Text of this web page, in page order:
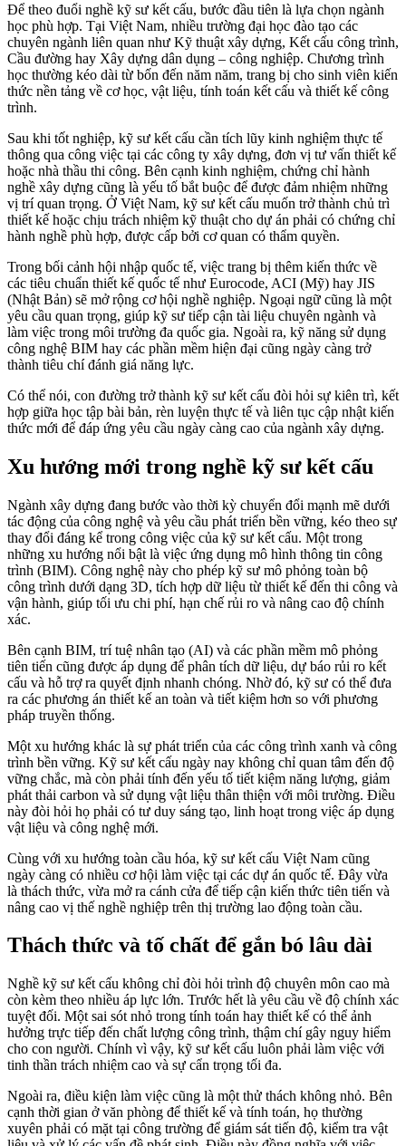
Để theo đuổi nghề kỹ sư kết cấu, bước đầu tiên là lựa chọn ngành
học phù hợp. Tại Việt Nam, nhiều trường đại học đào tạo các
chuyên ngành liên quan như Kỹ thuật xây dựng, Kết cấu công trình,
Cầu đường hay Xây dựng dân dụng – công nghiệp. Chương trình
học thường kéo dài từ bốn đến năm năm, trang bị cho sinh viên kiến
thức nền tảng về cơ học, vật liệu, tính toán kết cấu và thiết kế công
trình.
Sau khi tốt nghiệp, kỹ sư kết cấu cần tích lũy kinh nghiệm thực tế
thông qua công việc tại các công ty xây dựng, đơn vị tư vấn thiết kế
hoặc nhà thầu thi công. Bên cạnh kinh nghiệm, chứng chỉ hành
nghề xây dựng cũng là yếu tố bắt buộc để được đảm nhiệm những
vị trí quan trọng. Ở Việt Nam, kỹ sư kết cấu muốn trở thành chủ trì
thiết kế hoặc chịu trách nhiệm kỹ thuật cho dự án phải có chứng chỉ
hành nghề phù hợp, được cấp bởi cơ quan có thẩm quyền.
Trong bối cảnh hội nhập quốc tế, việc trang bị thêm kiến thức về
các tiêu chuẩn thiết kế quốc tế như Eurocode, ACI (Mỹ) hay JIS
(Nhật Bản) sẽ mở rộng cơ hội nghề nghiệp. Ngoại ngữ cũng là một
yêu cầu quan trọng, giúp kỹ sư tiếp cận tài liệu chuyên ngành và
làm việc trong môi trường đa quốc gia. Ngoài ra, kỹ năng sử dụng
công nghệ BIM hay các phần mềm hiện đại cũng ngày càng trở
thành tiêu chí đánh giá năng lực.
Có thể nói, con đường trở thành kỹ sư kết cấu đòi hỏi sự kiên trì, kết
hợp giữa học tập bài bản, rèn luyện thực tế và liên tục cập nhật kiến
thức mới để đáp ứng yêu cầu ngày càng cao của ngành xây dựng.
Xu hướng mới trong nghề kỹ sư kết cấu
Ngành xây dựng đang bước vào thời kỳ chuyển đổi mạnh mẽ dưới
tác động của công nghệ và yêu cầu phát triển bền vững, kéo theo sự
thay đổi đáng kể trong công việc của kỹ sư kết cấu. Một trong
những xu hướng nổi bật là việc ứng dụng mô hình thông tin công
trình (BIM). Công nghệ này cho phép kỹ sư mô phỏng toàn bộ
công trình dưới dạng 3D, tích hợp dữ liệu từ thiết kế đến thi công và
vận hành, giúp tối ưu chi phí, hạn chế rủi ro và nâng cao độ chính
xác.
Bên cạnh BIM, trí tuệ nhân tạo (AI) và các phần mềm mô phỏng
tiên tiến cũng được áp dụng để phân tích dữ liệu, dự báo rủi ro kết
cấu và hỗ trợ ra quyết định nhanh chóng. Nhờ đó, kỹ sư có thể đưa
ra các phương án thiết kế an toàn và tiết kiệm hơn so với phương
pháp truyền thống.
Một xu hướng khác là sự phát triển của các công trình xanh và công
trình bền vững. Kỹ sư kết cấu ngày nay không chỉ quan tâm đến độ
vững chắc, mà còn phải tính đến yếu tố tiết kiệm năng lượng, giảm
phát thải carbon và sử dụng vật liệu thân thiện với môi trường. Điều
này đòi hỏi họ phải có tư duy sáng tạo, linh hoạt trong việc áp dụng
vật liệu và công nghệ mới.
Cùng với xu hướng toàn cầu hóa, kỹ sư kết cấu Việt Nam cũng
ngày càng có nhiều cơ hội làm việc tại các dự án quốc tế. Đây vừa
là thách thức, vừa mở ra cánh cửa để tiếp cận kiến thức tiên tiến và
nâng cao vị thế nghề nghiệp trên thị trường lao động toàn cầu.
Thách thức và tố chất để gắn bó lâu dài
Nghề kỹ sư kết cấu không chỉ đòi hỏi trình độ chuyên môn cao mà
còn kèm theo nhiều áp lực lớn. Trước hết là yêu cầu về độ chính xác
tuyệt đối. Một sai sót nhỏ trong tính toán hay thiết kế có thể ảnh
hưởng trực tiếp đến chất lượng công trình, thậm chí gây nguy hiểm
cho con người. Chính vì vậy, kỹ sư kết cấu luôn phải làm việc với
tinh thần trách nhiệm cao và sự cẩn trọng tối đa.
Ngoài ra, điều kiện làm việc cũng là một thử thách không nhỏ. Bên
cạnh thời gian ở văn phòng để thiết kế và tính toán, họ thường
xuyên phải có mặt tại công trường để giám sát tiến độ, kiểm tra vật